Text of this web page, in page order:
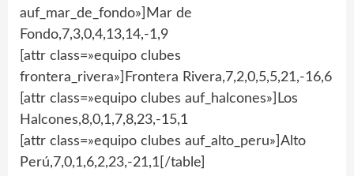
auf_mar_de_fondo»]Mar de
Fondo,7,3,0,4,13,14,-1,9
[attr class=»equipo clubes
frontera_rivera»]Frontera Rivera,7,2,0,5,5,21,-16,6
[attr class=»equipo clubes auf_halcones»]Los
Halcones,8,0,1,7,8,23,-15,1
[attr class=»equipo clubes auf_alto_peru»]Alto
Perú,7,0,1,6,2,23,-21,1[/table]